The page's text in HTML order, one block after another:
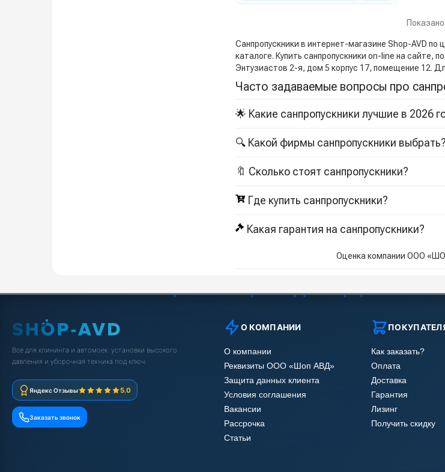
Санпропускники в интернет-магазине Shop-AVD по
каталоге. Купить санпропускники on-line на сайте,
Энтузиастов 2-я, дом 5 корпус 17, помещение 12.
Часто задаваемые вопросы про
🌟 Какие санпропускники лучшие в 2026
🔍 Какой фирмы санпропускники выбрать?
🔖 Сколько стоят санпропускники?
Где купить санпропускники?
Какая гарантия на санпропускники?
Оценка компании ООО
Всё для клининга и автомоек: установки высокого
давления и уборочная техника под ключ.
Яндекс Отзывы 5.0
Заказать звонок
О КОМПАНИИ
О компании
Реквизиты ООО «Шоп АВД»
Защита данных клиента
Условия соглашения
Вакансии
Рассрочка
Статьи
Как заказать?
Оплата
Доставка
Гарантия
Лизинг
Получить скидку